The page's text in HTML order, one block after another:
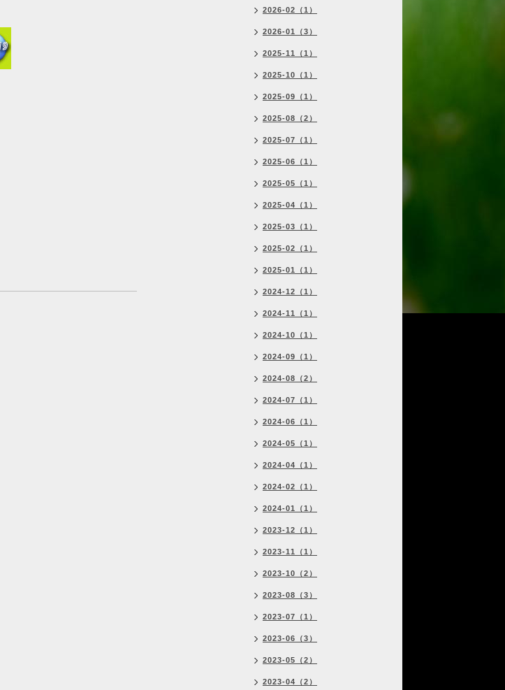
2026-02（1）
2026-01（3）
2025-11（1）
2025-10（1）
2025-09（1）
2025-08（2）
2025-07（1）
2025-06（1）
2025-05（1）
2025-04（1）
2025-03（1）
2025-02（1）
2025-01（1）
2024-12（1）
2024-11（1）
2024-10（1）
2024-09（1）
2024-08（2）
2024-07（1）
2024-06（1）
2024-05（1）
2024-04（1）
2024-02（1）
2024-01（1）
2023-12（1）
2023-11（1）
2023-10（2）
2023-08（3）
2023-07（1）
2023-06（3）
2023-05（2）
2023-04（2）